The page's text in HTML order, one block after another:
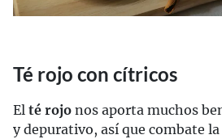
Té rojo con cítricos
El té rojo nos aporta muchos
y depurativo, así que combate